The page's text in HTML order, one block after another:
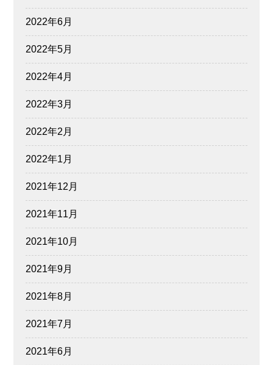
2022年6月
2022年5月
2022年4月
2022年3月
2022年2月
2022年1月
2021年12月
2021年11月
2021年10月
2021年9月
2021年8月
2021年7月
2021年6月